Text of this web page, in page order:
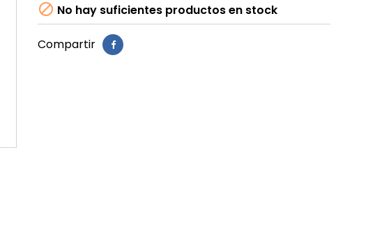
 No hay suficientes productos en stock
Compartir